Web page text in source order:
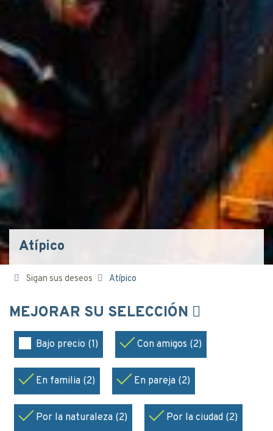
Atípico
Sigan sus deseos Atípico
MEJORAR SU SELECCIÓN
Bajo precio (1) Con amigos (2)
En familia (2) En pareja (2)
Por la naturaleza (2) Por la ciudad (2)